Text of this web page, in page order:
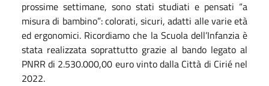
prossime settimane, sono stati studiati e pensati “a
misura di bambino”: colorati, sicuri, adatti alle varie età
ed ergonomici. Ricordiamo che la Scuola dell’Infanzia è
stata realizzata soprattutto grazie al bando legato al
PNRR di 2.530.000,00 euro vinto dalla Città di Cirié nel
2022.